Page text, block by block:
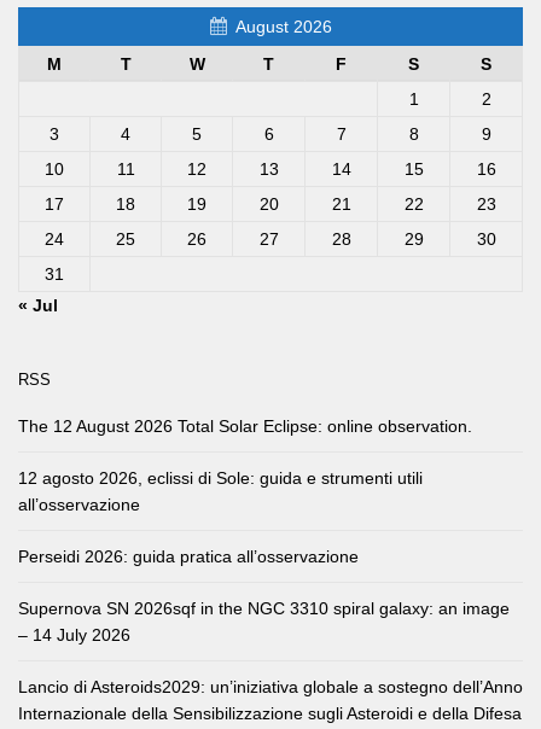
August 2026
M
T W T F S
S
1
2
3
4 5 6 7 8
9
10
11 12 13 14 15
16
17
18 19 20 21 22
23
24
25 26 27 28 29
30
31
« Jul
RSS
The 12 August 2026 Total Solar Eclipse: online observation.
12 agosto 2026, eclissi di Sole: guida e strumenti utili
all’osservazione
Perseidi 2026: guida pratica all’osservazione
Supernova SN 2026sqf in the NGC 3310 spiral galaxy: an image
– 14 July 2026
Lancio di Asteroids2029: un’iniziativa globale a sostegno dell’Anno
Internazionale della Sensibilizzazione sugli Asteroidi e della Difesa